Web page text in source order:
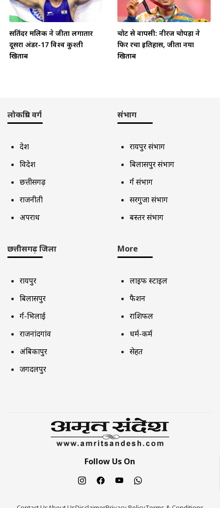
सतिंदर मलिक ने जीता लगातार
दूसरा अंडर-17 विश्व कुश्ती
खिताब
चोट से वापसी: नीरज चोपड़ा ने
फिर रचा इतिहास, जीता नया
खिताब
लोकप्रिय वर्ग
देश
विदेश
छत्तीसगढ़
राजनीती
अपराध
संभाग
रायपुर संभाग
बिलासपुर संभाग
दुर्ग संभाग
सरगुजा संभाग
बस्तर संभाग
छत्तीसगढ़ जिला
रायपुर
बिलासपुर
दुर्ग-भिलाई
राजनांदगांव
अंबिकापुर
जगदलपुर
More
लाइफ स्टाइल
फैशन
राशिफल
धर्म-कर्म
सेहत
Follow Us On